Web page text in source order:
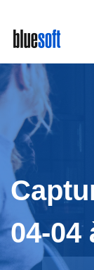
main
content
04-04